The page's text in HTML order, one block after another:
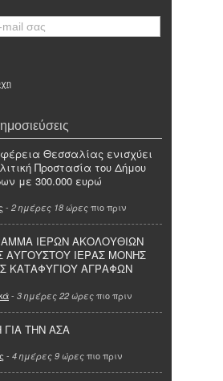
Θεσσαλίας ενισχύει
Προστασία του Δήμου
με 300.000 ευρώ
- 2 ημέρες 18 ώρες πιο πριν
ΙΕΡΩΝ ΑΚΟΛΟΥΘΙΩΝ
ΑΥΓΟΥΣΤΟΥ ΙΕΡΑΣ ΜΟΝΗΣ
ΚΑΤΑΦΥΓΙΟΥ ΑΓΡΑΦΩΝ
- 3 ημέρες 22 ώρες πιο πριν
ΤΗΝ ΑΣΑ
- 4 ημέρες 9 ώρες πιο πριν